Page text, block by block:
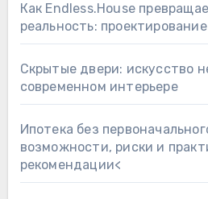
Как Endless.House
реальность:
Скрытые двери: искусство
современном интерьере
Ипотека без
возможности, риски и
рекомендации<